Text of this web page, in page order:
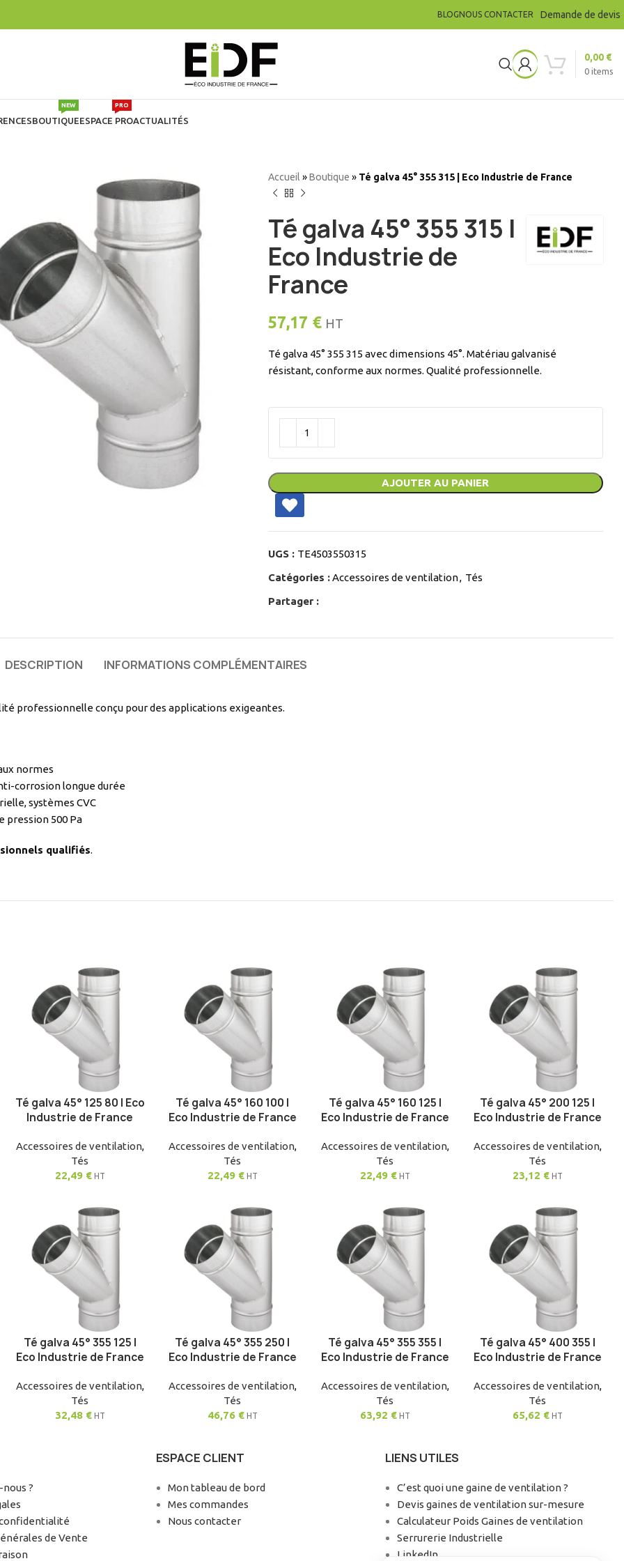
BLOGNOUS CONTACTER Demande de devis
0 items
0,00 €
BOUTIQUE
NEW
ESPACE PRO
PRO
ACTUALITÉS
Accueil »Boutique » Té galva 45° 355 315 | Eco Industrie de France
Té galva 45° 355 315 |
Eco Industrie de
France
57,17 € HT
Té galva 45° 355 315 avec dimensions 45°. Matériau galvanisé
résistant, conforme aux normes. Qualité professionnelle.
AJOUTER AU PANIER
UGS : TE4503550315
Catégories : Accessoires de ventilation, Tés
Partager :
DESCRIPTION INFORMATIONS COMPLÉMENTAIRES
professionnelle conçu pour des applications exigeantes.
normes
corrosion longue durée
systèmes CVC
pression 500 Pa
qualifiés.
AJOUTER AU PANIER
Té galva 45° 125 80 | Eco
Industrie de France
Accessoires de ventilation,
Tés
22,49 € HT
AJOUTER AU PANIER
Té galva 45° 160 100 |
Eco Industrie de France
Accessoires de ventilation,
Tés
22,49 € HT
AJOUTER AU PANIER
Té galva 45° 160 125 |
Eco Industrie de France
Accessoires de ventilation,
Tés
22,49 € HT
AJOUTER AU PANIER
Té galva 45° 200 125 |
Eco Industrie de France
Accessoires de ventilation,
Tés
23,12 € HT
AJOUTER AU PANIER
Té galva 45° 355 125 |
Eco Industrie de France
Accessoires de ventilation,
Tés
32,48 € HT
AJOUTER AU PANIER
Té galva 45° 355 250 |
Eco Industrie de France
Accessoires de ventilation,
Tés
46,76 € HT
AJOUTER AU PANIER
Té galva 45° 355 355 |
Eco Industrie de France
Accessoires de ventilation,
Tés
63,92 € HT
AJOUTER AU PANIER
Té galva 45° 400 355 |
Eco Industrie de France
Accessoires de ventilation,
Tés
65,62 € HT
?
de Vente
ESPACE CLIENT
Mon tableau de bord
Mes commandes
Nous contacter
LIENS UTILES
C’est quoi une gaine de ventilation ?
Devis gaines de ventilation sur-mesure
Calculateur Poids Gaines de ventilation
Serrurerie Industrielle
LinkedIn